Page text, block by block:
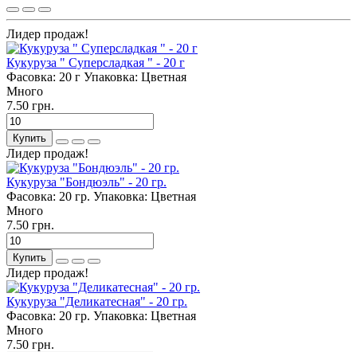
Лидер продаж!
Кукуруза " Суперсладкая " - 20 г
Фасовка: 20 г Упаковка: Цветная
Много
7.50 грн.
Купить
Лидер продаж!
Кукуруза "Бондюэль" - 20 гр.
Фасовка: 20 гр. Упаковка: Цветная
Много
7.50 грн.
Купить
Лидер продаж!
Кукуруза "Деликатесная" - 20 гр.
Фасовка: 20 гр. Упаковка: Цветная
Много
7.50 грн.